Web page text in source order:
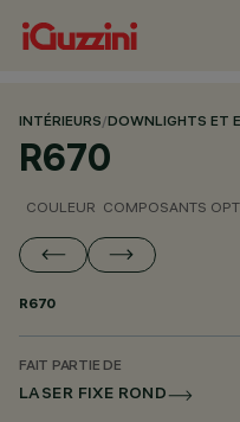
INTÉRIEURS/DOWNLIGHTS ET
R670
COULEUR COMPOSANTS
R670
FAIT PARTIE DE
LASER FIXE ROND